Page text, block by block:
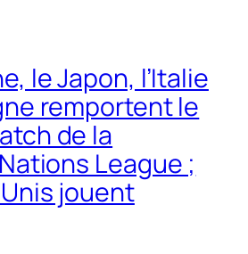
le Japon, l’Italie
remportent le
de la
League ;
jouent